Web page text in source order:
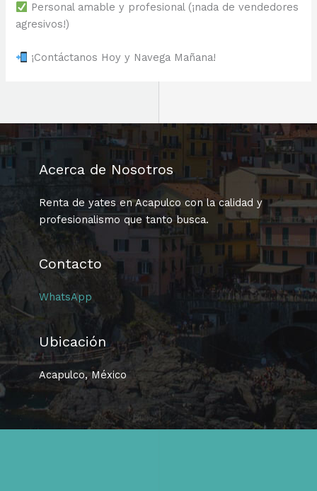
Personal amable y profesional (¡nada de vendedores
agresivos!)
¡Contáctanos Hoy y Navega Mañana!
Acerca de Nosotros
Renta de yates en Acapulco con la calidad y
profesionalismo que tanto busca.
Contacto
WhatsApp
Ubicación
Acapulco, México